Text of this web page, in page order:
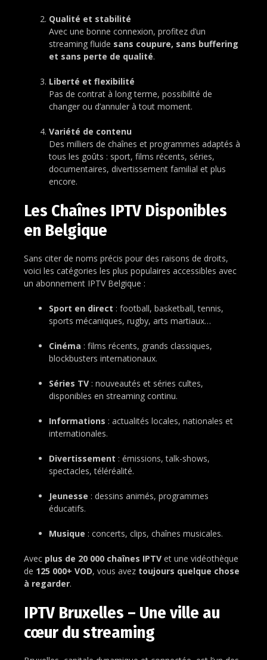
Qualité et stabilité
Avec une bonne connexion, profitez d’un
streaming fluide sans coupure, sans buffering
et sans perte de qualité.
Liberté et flexibilité
Pas de contrat à long terme, possibilité de
changer ou d’annuler à tout moment.
Variété de contenu
Des milliers de chaînes et programmes adaptés à
tous les goûts : sport, films récents, séries,
documentaires, divertissement familial et plus
encore.
Les Chaînes IPTV Disponibles
en Belgique
Sans citer de noms précis pour des raisons de droits,
voici les catégories les plus populaires accessibles avec
un abonnement IPTV Belgique :
Sport en direct : football, basketball, tennis,
sports mécaniques, rugby, arts martiaux…
Cinéma : films récents, grands classiques,
blockbusters internationaux.
Séries TV : nouveautés et séries cultes,
disponibles en streaming continu.
Informations : actualités locales, nationales et
internationales.
Divertissement : émissions, talk-shows,
spectacles, téléréalité.
Jeunesse : dessins animés, programmes
éducatifs.
Musique : concerts, clips, chaînes musicales.
Avec plus de 20 000 chaînes IPTV et une vidéothèque
de 125 000+ VOD, vous avez toujours quelque chose
à regarder.
IPTV Bruxelles – Une ville au
cœur du streaming